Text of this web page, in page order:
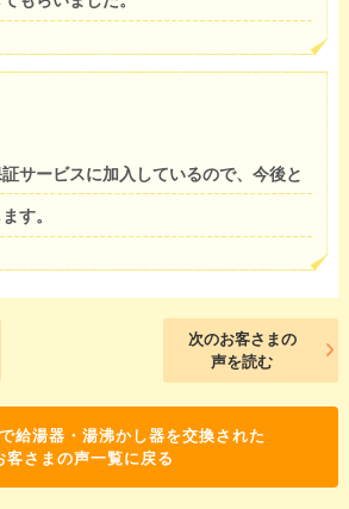
サービスに加入しているので、今後と
す。
次のお客さまの
声を読む
給湯器・湯沸かし器を交換された
客さまの声一覧に戻る